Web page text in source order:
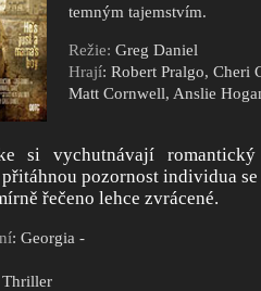
temným tajemstvím.
Režie: Greg Daniel
Hrají: Robert Pralgo, Cheri
Matt Cornwell, Anslie
si vychutnávají
pozornost individua
řečeno lehce zvrácené.
: Georgia -